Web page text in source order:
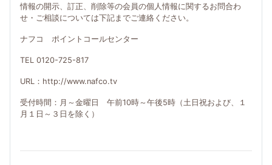
情報の開示、訂正、削除等の会員の個人情報に関するお問合わ
せ・ご相談については下記までご連絡ください。
ナフコ ポイントコールセンター
TEL 0120-725-817
URL：http://www.nafco.tv
受付時間：月～金曜日 午前10時～午後5時（土日祝および、１
月１日～３日を除く）